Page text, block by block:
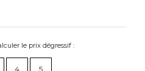
le prix dégressif :
4 5